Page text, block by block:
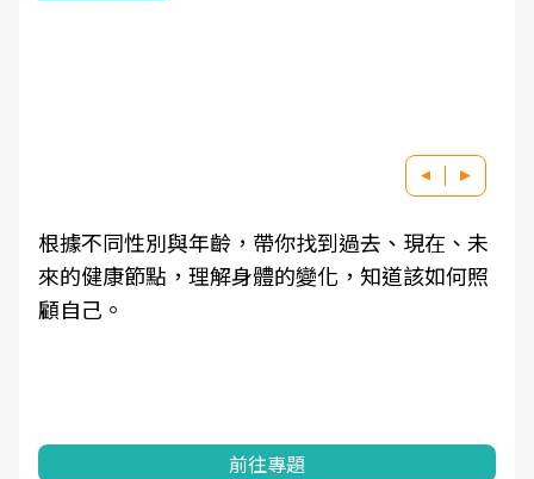
根據不同性別與年齡，帶你找到過去、現在、未
來的健康節點，理解身體的變化，知道該如何照
顧自己。
前往專題